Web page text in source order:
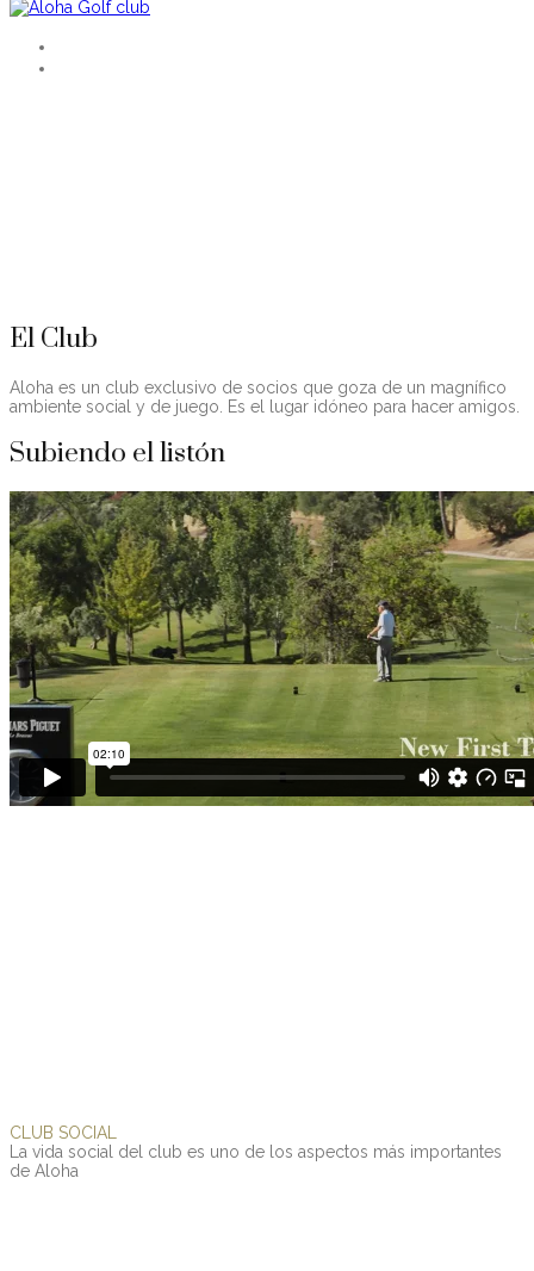
El Club
Aloha es un club exclusivo de socios que goza de un magnífico
ambiente social y de juego. Es el lugar idóneo para hacer amigos.
Subiendo el listón
CLUB SOCIAL
La vida social del club es uno de los aspectos más importantes
de Aloha